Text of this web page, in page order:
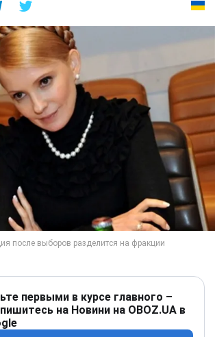
первыми в курсе главного –
на Новини на OBOZ.UA в